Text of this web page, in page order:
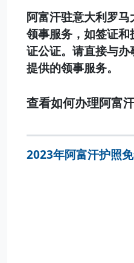
阿富汗驻意大利罗
领事服务，如签证
证公证。请直接与
提供的领事服务。
查看如何办理阿富
2023年阿富汗护照